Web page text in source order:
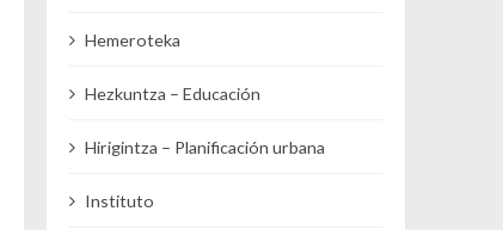
Hemeroteka
Hezkuntza – Educación
Hirigintza – Planificación urbana
Instituto